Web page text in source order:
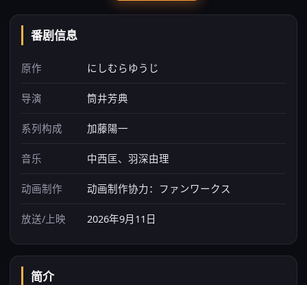
番剧信息
原作 にしむらゆうじ
导演 筒井芳典
系列构成 加藤陽一
音乐 中西匡、羽深由理
动画制作 动画制作协力：ファンワークス
放送/上映 2026年9月11日
简介